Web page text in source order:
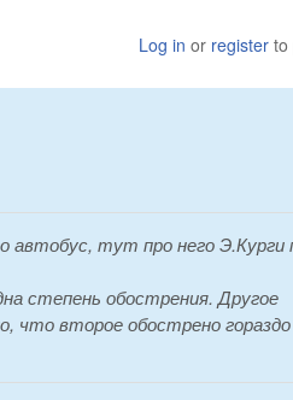
Log in or register to
автобус, тут про него
степень обострения. Другое
что второе обострено